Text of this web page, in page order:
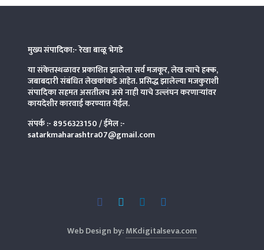
मुख्य संपादिका:- रेखा बाळू भेगडे
या संकेतस्थळावर प्रकाशित झालेला सर्व मजकूर, लेख त्याचे हक्क,
जबाबदारी संबंधित लेखकांकडे आहेत. प्रसिद्ध झालेल्या मजकुराशी
संपादिकासहमत असतीलच असे नाही याचे उल्लंघन करणाऱ्यांवर
कायदेशीर कारवाई करण्यात येईल.
संपर्क :- 8956323150/ ईमेल :-
satarkmaharashtra07@gmail.com
Web Design by:MKdigitalseva.com